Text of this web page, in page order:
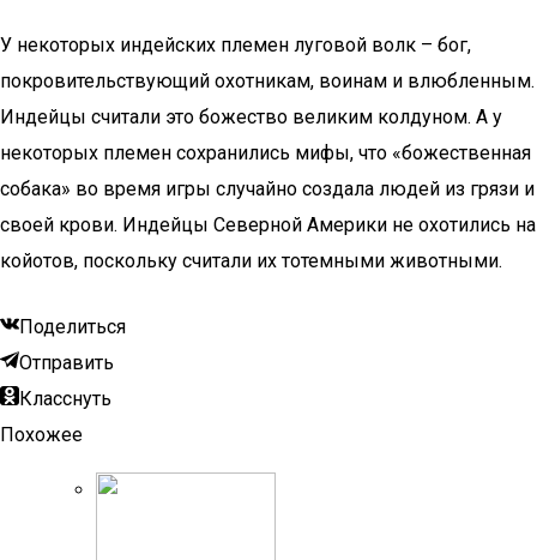
У некоторых индейских племен луговой волк – бог,
покровительствующий охотникам, воинам и влюбленным.
Индейцы считали это божество великим колдуном. А у
некоторых племен сохранились мифы, что «божественная
собака» во время игры случайно создала людей из грязи и
своей крови. Индейцы Северной Америки не охотились на
койотов, поскольку считали их тотемными животными.
Поделиться
Отправить
Класснуть
Похожее